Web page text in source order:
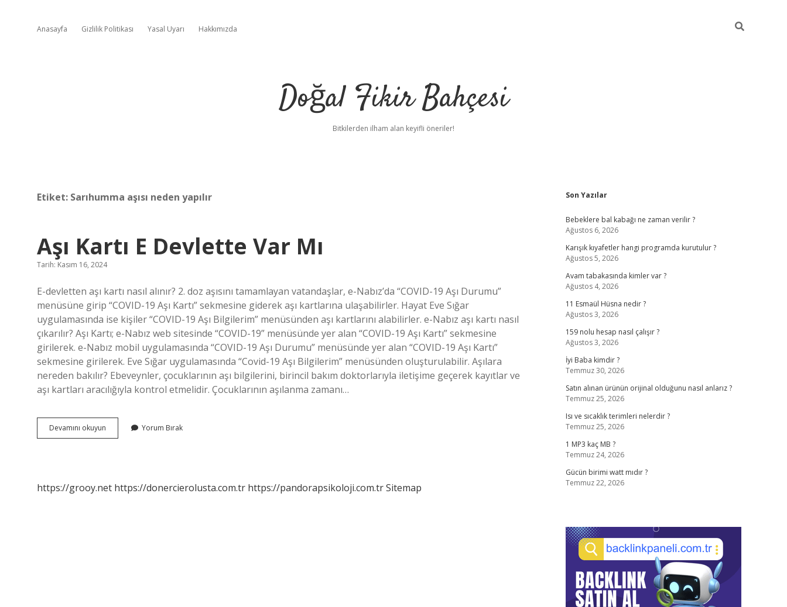
Anasayfa Gizlilik Politikası Yasal Uyarı Hakkımızda
Doğal Fikir Bahçesi
Bitkilerden ilham alan keyifli öneriler!
Etiket: Sarıhumma aşısı neden yapılır
Aşı Kartı E Devlette Var Mı
Tarih: Kasım 16, 2024
E-devletten aşı kartı nasıl alınır? 2. doz aşısını tamamlayan vatandaşlar, e-Nabız’da “COVID-19 Aşı Durumu”
menüsüne girip “COVID-19 Aşı Kartı” sekmesine giderek aşı kartlarına ulaşabilirler. Hayat Eve Sığar
uygulamasında ise kişiler “COVID-19 Aşı Bilgilerim” menüsünden aşı kartlarını alabilirler. e-Nabız aşı kartı nasıl
çıkarılır? Aşı Kartı; e-Nabız web sitesinde “COVID-19” menüsünde yer alan “COVID-19 Aşı Kartı” sekmesine
girilerek. e-Nabız mobil uygulamasında “COVID-19 Aşı Durumu” menüsünde yer alan “COVID-19 Aşı Kartı”
sekmesine girilerek. Eve Sığar uygulamasında “Covid-19 Aşı Bilgilerim” menüsünden oluşturulabilir. Aşılara
nereden bakılır? Ebeveynler, çocuklarının aşı bilgilerini, birincil bakım doktorlarıyla iletişime geçerek kayıtlar ve
aşı kartları aracılığıyla kontrol etmelidir. Çocuklarının aşılanma zamanı…
Devamını okuyun
Kartı
Yorum Bırak
https://grooy.net https://donercierolusta.com.tr https://pandorapsikoloji.com.trSitemap
Sidebar
Son Yazılar
Bebeklere bal kabağı ne zaman verilir ?
Ağustos 6, 2026
Karışık kıyafetler hangi programda kurutulur ?
Ağustos 5, 2026
Avam tabakasında kimler var ?
Ağustos 4, 2026
11 Esmaül Hüsna nedir ?
Ağustos 3, 2026
159 nolu hesap nasıl çalışır ?
Ağustos 3, 2026
İyi Baba kimdir ?
Temmuz 30, 2026
Satın alınan ürünün orijinal olduğunu nasıl anlarız ?
Temmuz 25, 2026
Isı ve sıcaklık terimleri nelerdir ?
Temmuz 25, 2026
1 MP3 kaç MB ?
Temmuz 24, 2026
Gücün birimi watt mıdır ?
Temmuz 22, 2026